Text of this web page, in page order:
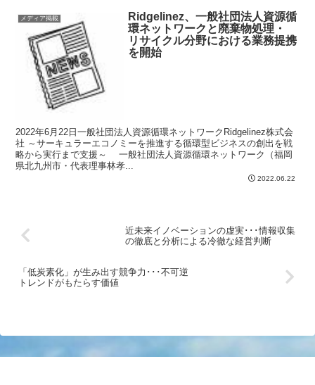
メディア掲載
Ridgelinez、一般社団法人資源循
環ネットワークと廃棄物処理・
リサイクル分野における業務提携
を開始
2022年6月22日一般社団法人資源循環ネットワークRidgelinez株式会
社 ～サーキュラーエコノミーを推進する循環型ビジネスの創出を戦
略から実行まで支援～ 一般社団法人資源循環ネットワーク（福岡
県北九州市・代表理事林孝...
2022.06.22
近未来イノベーションの虚実･･･情報収集
の徹底と分析による冷徹な経営判断
「低炭素化」が生み出す競争力･･･不可逆
トレンドがもたらす価値